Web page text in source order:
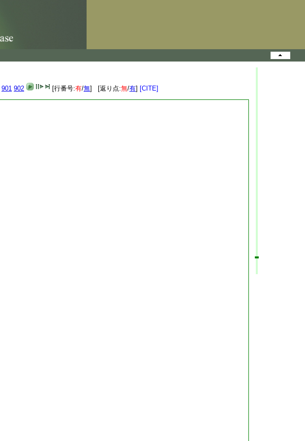
901 902 [行番号:有/無] [返り点:無/有] [CITE]